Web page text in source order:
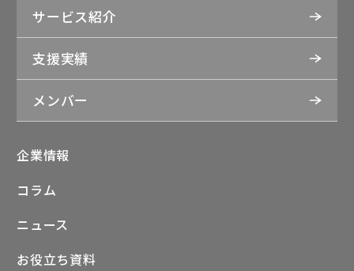
サービス紹介
支援実績
メンバー
企業情報
コラム
ニュース
お役立ち資料